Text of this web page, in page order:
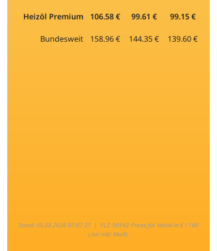
Heizöl Premium 106.58 € 99.61 € 99.15 €
Bundesweit 158.96 € 144.35 € 139.60 €
Stand: 05.08.2026 07:07:37 | PLZ: 90542 Preise für Heizöl in € / 100
Liter inkl. MwSt.